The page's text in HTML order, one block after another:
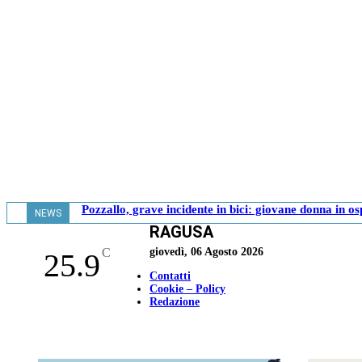
NEWS Pozzallo, grave incidente in bici: giovane donna in
25.9C
RAGUSA
giovedì, 06 Agosto 2026
Contatti
Cookie – Policy
Redazione